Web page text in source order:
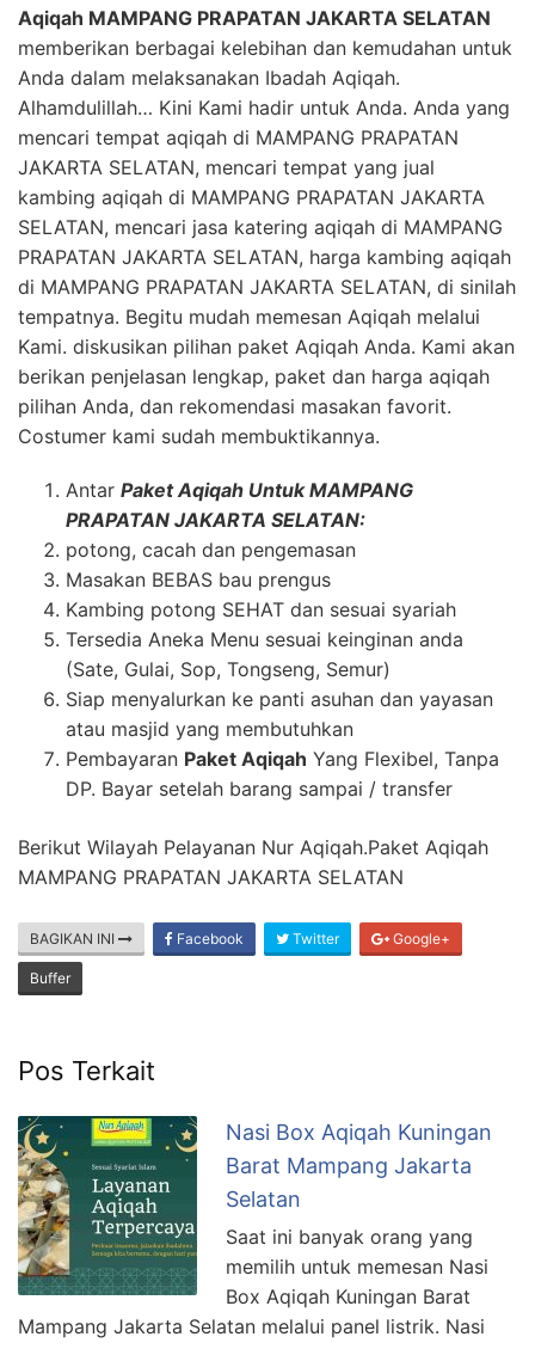
Aqiqah MAMPANG PRAPATAN JAKARTA SELATAN
memberikan berbagai kelebihan dan kemudahan untuk
Anda dalam melaksanakan Ibadah Aqiqah.
Alhamdulillah… Kini Kami hadir untuk Anda. Anda yang
mencari tempat aqiqah di MAMPANG PRAPATAN
JAKARTA SELATAN, mencari tempat yang jual
kambing aqiqah di MAMPANG PRAPATAN JAKARTA
SELATAN, mencari jasa katering aqiqah di MAMPANG
PRAPATAN JAKARTA SELATAN, harga kambing aqiqah
di MAMPANG PRAPATAN JAKARTA SELATAN, di sinilah
tempatnya. Begitu mudah memesan Aqiqah melalui
Kami. diskusikan pilihan paket Aqiqah Anda. Kami akan
berikan penjelasan lengkap, paket dan harga aqiqah
pilihan Anda, dan rekomendasi masakan favorit.
Costumer kami sudah membuktikannya.
Antar Paket Aqiqah Untuk MAMPANG
PRAPATAN JAKARTA SELATAN:
potong, cacah dan pengemasan
Masakan BEBAS bau prengus
Kambing potong SEHAT dan sesuai syariah
Tersedia Aneka Menu sesuai keinginan anda
(Sate, Gulai, Sop, Tongseng, Semur)
Siap menyalurkan ke panti asuhan dan yayasan
atau masjid yang membutuhkan
Pembayaran Paket Aqiqah Yang Flexibel, Tanpa
DP. Bayar setelah barang sampai / transfer
Berikut Wilayah Pelayanan Nur Aqiqah.Paket Aqiqah
MAMPANG PRAPATAN JAKARTA SELATAN
BAGIKAN INI Facebook Twitter Google+
Buffer
Pos Terkait
Nasi Box Aqiqah Kuningan
Barat Mampang Jakarta
Selatan
Saat ini banyak orang yang
memilih untuk memesan Nasi
Box Aqiqah Kuningan Barat
Mampang Jakarta Selatan melalui panel listrik. Nasi